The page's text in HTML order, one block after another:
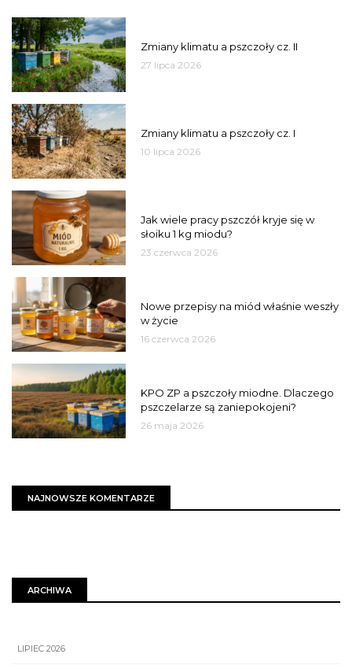
Zmiany klimatu a pszczoły cz. II
27 lipca 2026
Zmiany klimatu a pszczoły cz. I
10 lipca 2026
Jak wiele pracy pszczół kryje się w
słoiku 1 kg miodu?
23 czerwca 2026
Nowe przepisy na miód właśnie weszły
w życie
16 czerwca 2026
KPO ZP a pszczoły miodne. Dlaczego
pszczelarze są zaniepokojeni?
26 maja 2026
NAJNOWSZE KOMENTARZE
ARCHIWA
LIPIEC 2026